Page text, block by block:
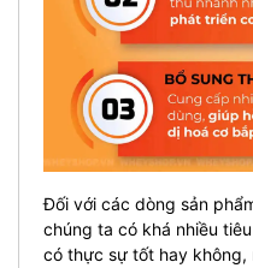
Đối với các dòng sản
chúng ta có khá nhiều
có thực sự tốt hay không,